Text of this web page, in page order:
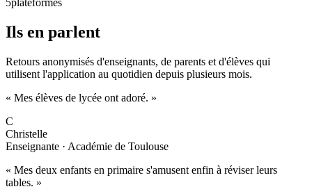
5plateformes
Ils en parlent
Retours anonymisés d'enseignants, de parents et d'élèves qui
utilisent l'application au quotidien depuis plusieurs mois.
« Mes élèves de lycée ont adoré. »
C
Christelle
Enseignante · Académie de Toulouse
« Mes deux enfants en primaire s'amusent enfin à réviser leurs
tables. »